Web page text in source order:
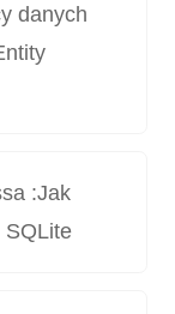
danych
:Jak
SQLite